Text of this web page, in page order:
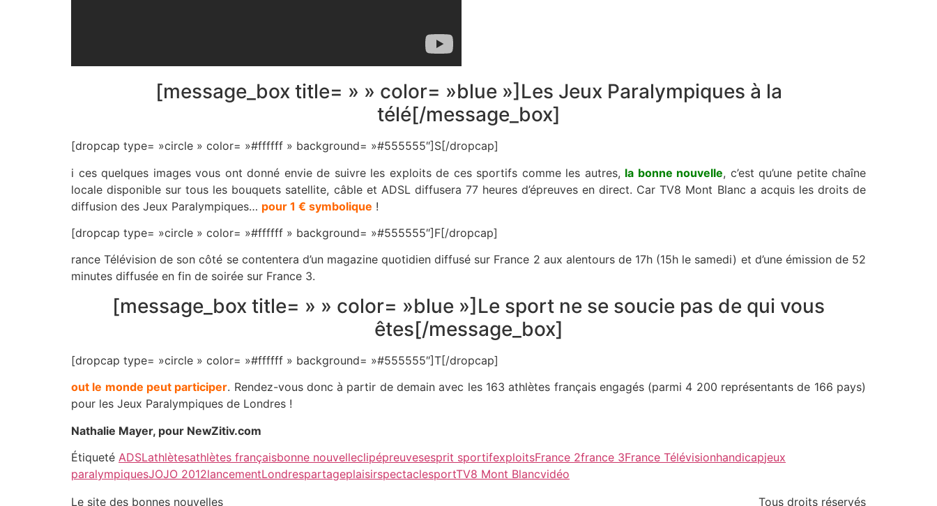
[message_box title= » » color= »blue »]Les Jeux Paralympiques à la
télé[/message_box]
[dropcap type= »circle » color= »#ffffff » background= »#555555″]S[/dropcap]
i ces quelques images vous ont donné envie de suivre les exploits de ces sportifs comme les autres, la bonne nouvelle, c’est qu’une petite chaîne
locale disponible sur tous les bouquets satellite, câble et ADSL diffusera 77 heures d’épreuves en direct. Car TV8 Mont Blanc a acquis les droits de
diffusion des Jeux Paralympiques… pour 1 € symbolique !
[dropcap type= »circle » color= »#ffffff » background= »#555555″]F[/dropcap]
rance Télévision de son côté se contentera d’un magazine quotidien diffusé sur France 2 aux alentours de 17h (15h le samedi) et d’une émission de 52
minutes diffusée en fin de soirée sur France 3.
[message_box title= » » color= »blue »]Le sport ne se soucie pas de qui vous
êtes[/message_box]
[dropcap type= »circle » color= »#ffffff » background= »#555555″]T[/dropcap]
out le monde peut participer. Rendez-vous donc à partir de demain avec les 163 athlètes français engagés (parmi 4 200 représentants de 166 pays)
pour les Jeux Paralympiques de Londres !
Nathalie Mayer, pour NewZitiv.com
Étiqueté ADSLathlètesathlètes françaisbonne nouvelleclipépreuvesesprit sportifexploitsFrance 2france 3France Télévisionhandicapjeux
paralympiquesJOJO 2012lancementLondrespartageplaisirspectaclesportTV8 Mont Blancvidéo
Le site des bonnes nouvelles
Tous droits réservés